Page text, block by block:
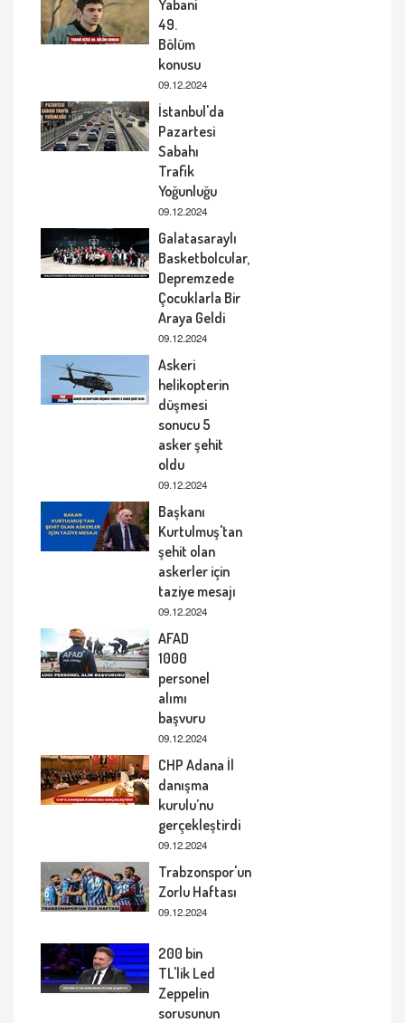
Yabani
49.
Bölüm
konusu
09.12.2024
İstanbul'da
Pazartesi
Sabahı
Trafik
Yoğunluğu
09.12.2024
Galatasaraylı
Basketbolcular,
Depremzede
Çocuklarla Bir
Araya Geldi
09.12.2024
Askeri
helikopterin
düşmesi
sonucu 5
asker şehit
oldu
09.12.2024
Başkanı
Kurtulmuş'tan
şehit olan
askerler için
taziye mesajı
09.12.2024
AFAD
1000
personel
alımı
başvuru
09.12.2024
CHP Adana İl
danışma
kurulu’nu
gerçekleştirdi
09.12.2024
Trabzonspor'un
Zorlu Haftası
09.12.2024
200 bin
TL'lik Led
Zeppelin
sorusunun